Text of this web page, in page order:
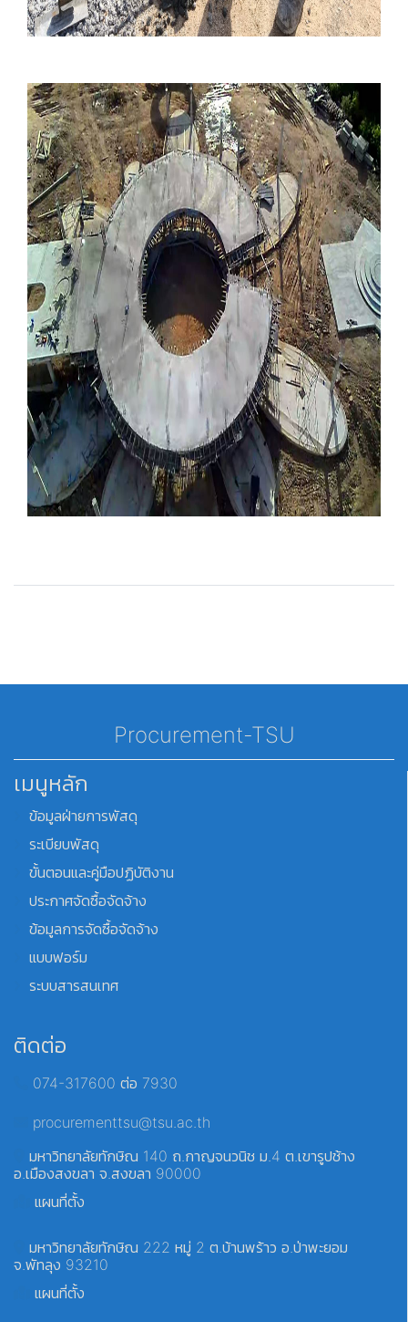
Procurement-TSU
เมนูหลัก
ข้อมูลฝ่ายการพัสดุ
ระเบียบพัสดุ
ขั้นตอนและคู่มือปฏิบัติงาน
ประกาศจัดซื้อจัดจ้าง
ข้อมูลการจัดซื้อจัดจ้าง
แบบฟอร์ม
ระบบสารสนเทศ
ติดต่อ
074-317600 ต่อ 7930
procurementtsu@tsu.ac.th
มหาวิทยาลัยทักษิณ 140 ถ.กาญจนวนิช ม.4 ต.เขารูปช้าง
อ.เมืองสงขลา จ.สงขลา 90000
แผนที่ตั้ง
มหาวิทยาลัยทักษิณ 222 หมู่ 2 ต.บ้านพร้าว อ.ป่าพะยอม
จ.พัทลุง 93210
แผนที่ตั้ง